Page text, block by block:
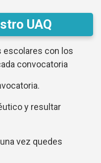
UAQ
escolares con los
convocatoria
y resultar
vez quedes